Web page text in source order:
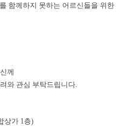
함께하지 못하는 어르신들을 위한
께
와 관심 부탁드립니다.
상가 1층)